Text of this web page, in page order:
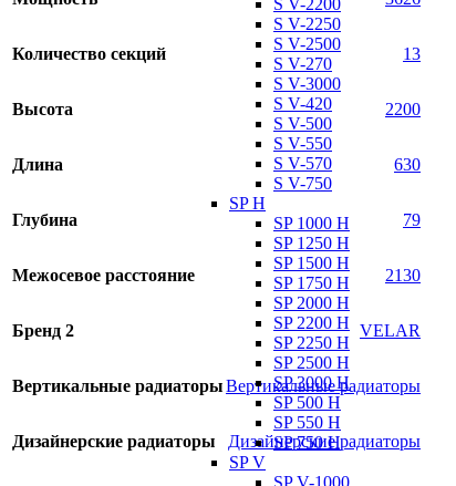
S V-2250
S V-2500
S V-270
S V-3000
S V-420
S V-500
S V-550
S V-570
S V-750
SP H
SP 1000 H
SP 1250 H
SP 1500 H
SP 1750 H
SP 2000 H
SP 2200 H
SP 2250 H
SP 2500 H
SP 3000 H
SP 500 H
SP 550 H
SP 750 H
SP V
SP V-1000
Количество секций 13
Высота 2200
Длина 630
Глубина 79
Межосевое расстояние 2130
Бренд 2 VELAR
Вертикальные радиаторыВертикальные радиаторы
Дизайнерские радиаторы Дизайнерские радиаторы